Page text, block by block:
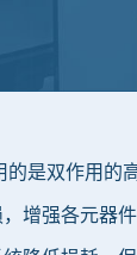
的是双作用的
增强各元器